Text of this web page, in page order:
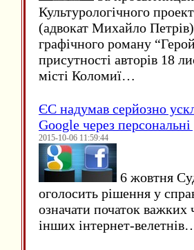
Культурологічного
(адвокат Михайло
графічного роману
присутності авторів 18
місті Коломиї…
ЄC надумав серйозно
Google через персональні
2015-10-06 11:59:44
6 жовтня
оголосить рішення у
означати початок важких
інших інтернет-